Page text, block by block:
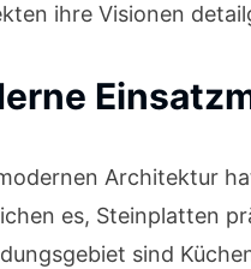
ihre Visionen
Architektur
es, Steinplatten
sind